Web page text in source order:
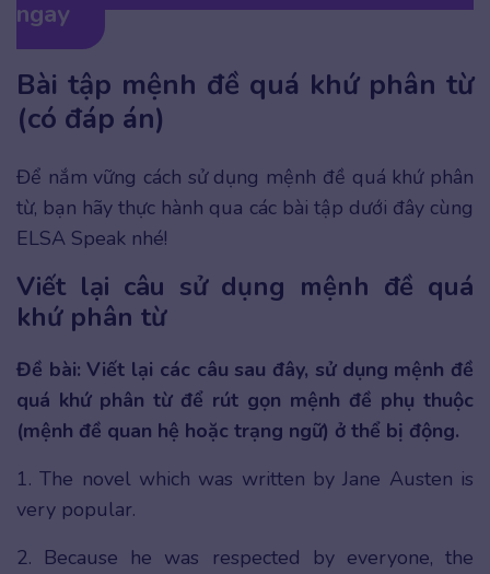
ngay
Bài tập mệnh đề quá khứ phân từ
(có đáp án)
Để nắm vững cách sử dụng mệnh đề quá khứ phân
từ, bạn hãy thực hành qua các bài tập dưới đây cùng
ELSA Speak nhé!
Viết lại câu sử dụng mệnh đề quá
khứ phân từ
Đề bài: Viết lại các câu sau đây, sử dụng mệnh đề
quá khứ phân từ để rút gọn mệnh đề phụ thuộc
(mệnh đề quan hệ hoặc trạng ngữ) ở thể bị động.
1. The novel which was written by Jane Austen is
very popular.
2. Because he was respected by everyone, the